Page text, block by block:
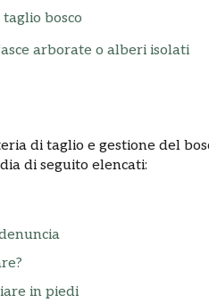
bosco
arborate o alberi isolati
di taglio e gestione del
di seguito elencati:
in piedi